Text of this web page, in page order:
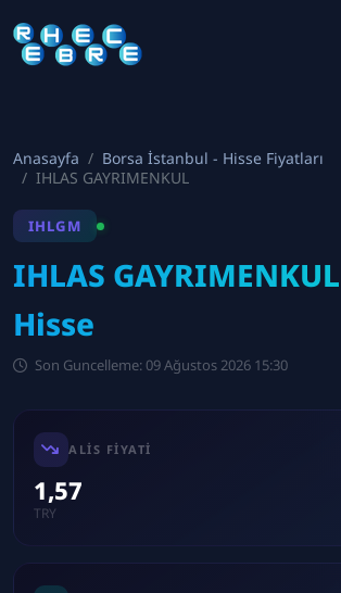
Anasayfa
Borsa İstanbul - Hisse Fiyatları
IHLAS GAYRIMENKUL
IHLGM
IHLAS
Hisse
Son Guncelleme: 09 Ağustos 2026 15:30
ALIS FIYATI
1,57
TRY